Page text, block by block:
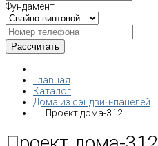
Фундамент
Главная
Каталог
Дома из сэндвич-панелей
Проект дома-312